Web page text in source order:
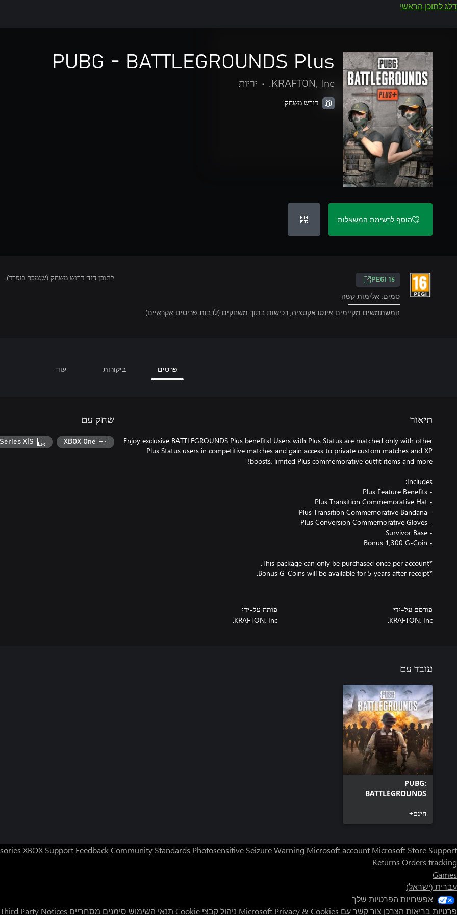
דלג לתוכן הראשי
PUBG - BATTLEGROUNDS Plus
KRAFTON, Inc.
• יריות
דורש משחק
הוסף לרשימת המשאלות
‎PEGI 16‎
סמים, אלימות קשה
המשתמשים מקיימים אינטראקטציה, רכישות בתוך משחקים (לרבות פריטים אקראיים)
לתוכן הזה דרוש משחק (שנמכר בנפרד).
פרטים ביקורות עוד
תיאור
Enjoy exclusive BATTLEGROUNDS Plus benefits! Users with Plus Status are matched only with other
Plus Status users in competitive matches and gain access to private custom matches and XP
פורסם על-ידי
KRAFTON, Inc.
פותח על-ידי
KRAFTON, Inc.
שחק עם
XBOX One
X|S
עובד עם
PUBG:
BATTLEGROUNDS
חינם+
XBOX Support FeedbackCommunity Standards Photosensitive Seizure Warning Microsoft account Microsoft Store Support
Returns Orders tracking
Games
עברית (ישראל)
אפשרויות הפרטיות שלך
פרטיות בריאות הצרכן צור קשר עם Microsoft Privacy & Cookies ניהול קבצי Cookie תנאי השימוש סימנים מסחריים Third Party Notices